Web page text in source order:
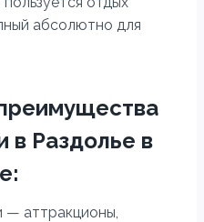
абсолютно для
в Раздолье в
— аттракционы,